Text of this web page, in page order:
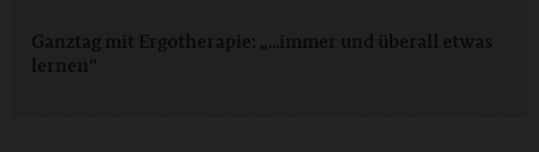
Ganztag mit Ergotherapie: „...immer und überall etwas
lernen“